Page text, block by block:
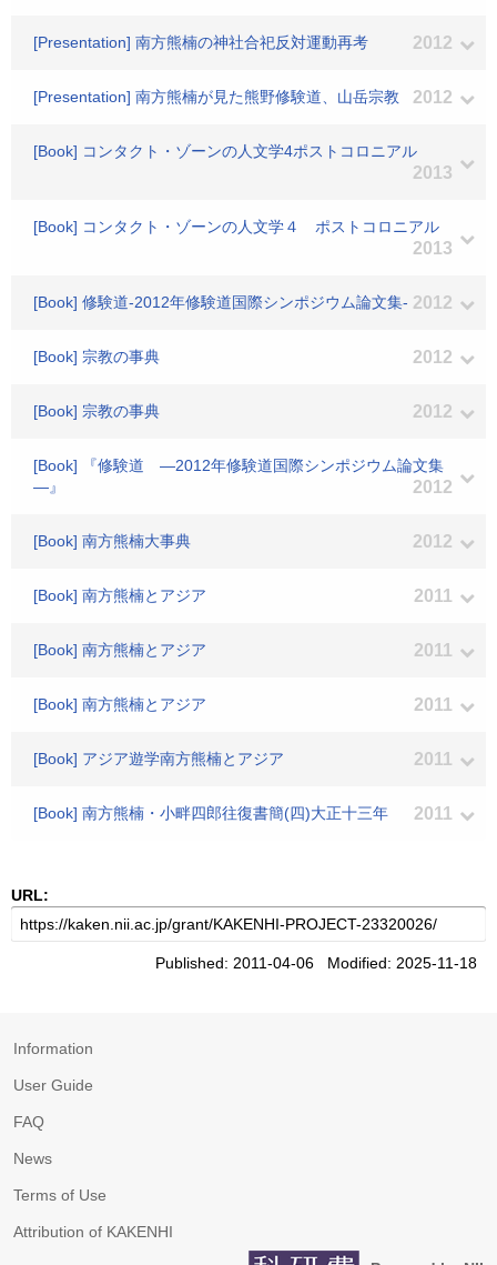
[Presentation] 南方熊楠の神社合祀反対運動再考 2012
[Presentation] 南方熊楠が見た熊野修験道、山岳宗教 2012
[Book] コンタクト・ゾーンの人文学4ポストコロニアル
2013
[Book] コンタクト・ゾーンの人文学４ ポストコロニアル
2013
[Book] 修験道-2012年修験道国際シンポジウム論文集- 2012
[Book] 宗教の事典 2012
[Book] 宗教の事典 2012
[Book] 『修験道 ―2012年修験道国際シンポジウム論文集
―』
2012
[Book] 南方熊楠大事典 2012
[Book] 南方熊楠とアジア 2011
[Book] 南方熊楠とアジア 2011
[Book] 南方熊楠とアジア 2011
[Book] アジア遊学南方熊楠とアジア 2011
[Book] 南方熊楠・小畔四郎往復書簡(四)大正十三年 2011
URL:
Published: 2011-04-06 Modified: 2025-11-18
Information
User Guide
FAQ
News
Terms of Use
Attribution of KAKENHI